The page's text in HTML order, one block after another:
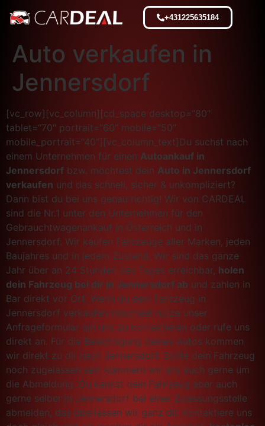
+431225635184
Auto verkaufen in
Jennersdorf
[vc_row][vc_column][cd_space desktop=“80″
tablet=“70″ portrait=“60″ mobile=“50″
mobile_portrait=“40″][vc_column_text]Du suchst nach
einem Unternehmen für einen Autoankauf in
Jennersdorf bzw. möchtest dein Auto in Jennersdorf
verkaufen und das schnell, sicher & unkompliziert?
Dann bist du bei uns genau richtig! Wir von CARDEAL
sind die Nr.1 unter den Unternehmen für den
Gebrauchtwagenankauf in Österreich und in
Jennersdorf. Wir kaufen Fahrzeuge aller Marken, jeden
Baujahres und in jedem Zustand. Wir sind das ganze
Jahr über an 24 Stunden des Tages erreichbar, holen
dein Fahrzeug bei dir in Jennersdorf ab und zahlen in
Bar direkt vor Ort. Wenn du dein Fahrzeug in
Jennersdorf verkaufen möchtest nutze unser
Anfrageformular um uns zu kontaktieren oder rufe uns
direkt an. Für die Besichtigung deines Autos kommen
wir direkt zu dir nach Jennersdorf. Sollte dein Fahrzeug
noch zugelassen sein kümmern wir uns auch gerne um
die Abmeldung. Du kannst dein Fahrzeug aber auch
gerne selber in Jennersdorf bei einer Zulassungsstelle
abmelden, das überlassen wir ganz dir. Kontaktiere uns